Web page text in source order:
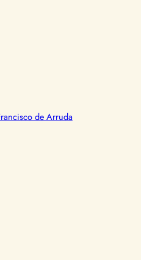
de Arruda